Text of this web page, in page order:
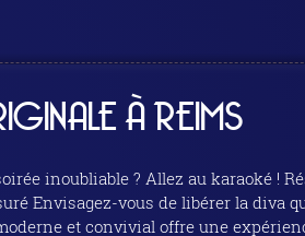
À REIMS
? Allez au karaoké ! Réserver maintenant !
? Le